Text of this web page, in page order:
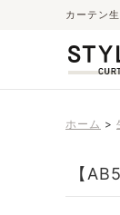
カーテン
ホーム
【